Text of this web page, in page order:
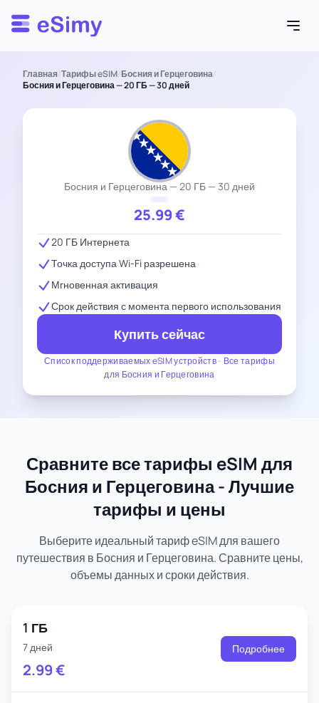
Esimy
Главная/Тарифы eSIM/Босния и Герцеговина/
Босния и Герцеговина — 20 ГБ — 30 дней
Босния и Герцеговина — 20 ГБ — 30 дней
25.99€
Список поддерживаемых eSIM устройств- Все тарифы
для Босния и Герцеговина
20 ГБ Интернета
Точка доступа Wi-Fi разрешена
Мгновенная активация
Срок действия с момента первого использования
Купить сейчас
Сравните все тарифы eSIM для
Босния и Герцеговина - Лучшие
тарифы и цены
Выберите идеальный тариф eSIM для вашего
путешествия в Босния и Герцеговина. Сравните цены,
объемы данных и сроки действия.
1 ГБ
7 дней
2.99€
Подробнее